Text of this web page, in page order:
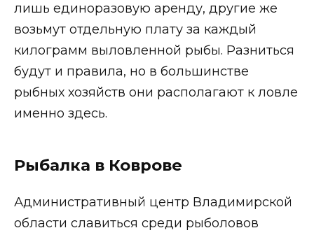
лишь единоразовую аренду, другие же
возьмут отдельную плату за каждый
килограмм выловленной рыбы. Разниться
будут и правила, но в большинстве
рыбных хозяйств они располагают к ловле
именно здесь.
Рыбалка в Коврове
Административный центр Владимирской
области славиться среди рыболовов